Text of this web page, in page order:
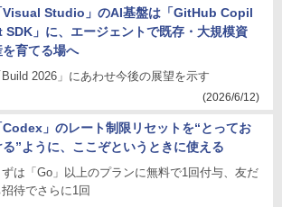
Visual Studio」のAI基盤は「GitHub Copil
SDK」に、エージェントで既存・大規模資
を育てる場へ
Build 2026」にあわせ今後の展望を示す
(2026/6/12)
Codex」のレート制限リセットを“とってお
る”ように、ここぞというときに使える
ずは「Go」以上のプランに無料で1回付与、友だ
招待でさらに1回